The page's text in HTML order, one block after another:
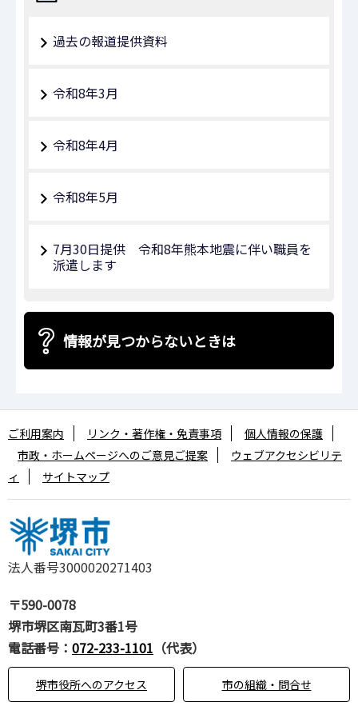
過去の報道提供資料
令和8年3月
令和8年4月
令和8年5月
7月30日提供 令和8年熊本地震に伴い職員を
派遣します
情報が見つからないときは
法人番号3000020271403
〒590-0078
堺市堺区南瓦町3番1号
電話番号： 072-233-1101 （代表）
堺市役所へのアクセス 市の組織・問合せ
ご利用案内 リンク・著作権・免責事項
個人情報の保護
市政・ホームページへのご意見ご提案
ウェブアクセシビリテ
ィ
サイトマップ